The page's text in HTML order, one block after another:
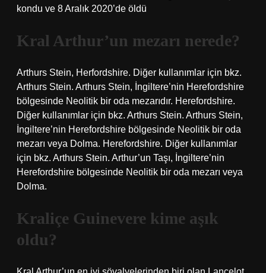
kondu ve 8 Aralık 2020’de öldü
Kral Arthur’un mezarı nerede?
Arthurs Stein, Herfordshire. Diğer kullanımlar için bkz.
Arthurs Stein. Arthurs Stein, İngiltere’nin Herefordshire
bölgesinde Neolitik bir oda mezarıdır. Herefordshire.
Diğer kullanımlar için bkz. Arthurs Stein. Arthurs Stein,
İngiltere’nin Herefordshire bölgesinde Neolitik bir oda
mezarı veya Dolma. Herefordshire. Diğer kullanımlar
için bkz. Arthurs Stein. Arthur’un Taşı, İngiltere’nin
Herefordshire bölgesinde Neolitik bir oda mezarı veya
Dolma.
Kraliçe Guinevere kime aşık
oldu?